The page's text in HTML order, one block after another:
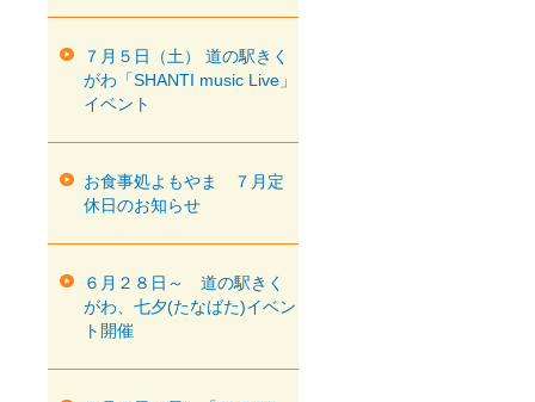
７月５日（土） 道の駅きく
がわ「SHANTI music Live」
イベント
お食事処よもやま ７月定
休日のお知らせ
６月２８日～ 道の駅きく
がわ、七夕(たなばた)イベン
ト開催